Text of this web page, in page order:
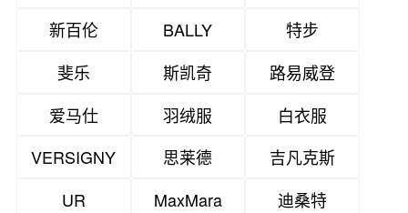
新百伦
BALLY
特步
斐乐
斯凯奇
路易威登
爱马仕
羽绒服
白衣服
VERSIGNY
思莱德
吉凡克斯
UR
MaxMara
迪桑特